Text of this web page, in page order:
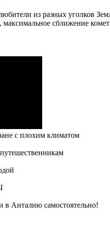
из разных уголков
сближение
с плохим климатом
в Анталию самостоятельно!